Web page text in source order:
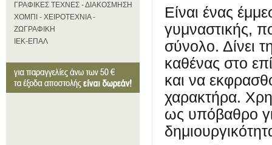
ΓΡΑΦΙΚΕΣ ΤΕΧΝΕΣ - ΔΙΑΚΟΣΜΗΣΗ
ΧΟΜΠΙ - ΧΕΙΡΟΤΕΧΝΙΑ -
ΖΩΓΡΑΦΙΚΗ
ΙΕΚ-ΕΠΑΛ
Είναι ένας
γυμναστικής,
σύνολο. Δίνει
καθένας στο
και να
χαρακτήρα.
ως υπόβαθρο